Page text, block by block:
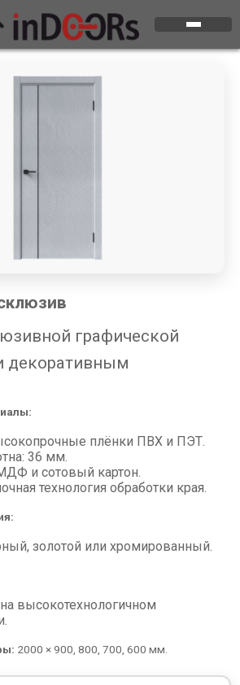
графической
декоративным
плёнки ПВХ и ПЭТ.
36 мм.
и сотовый картон.
технология обработки края.
золотой или хромированный.
высокотехнологичном
2000 × 900, 800, 700, 600 мм.